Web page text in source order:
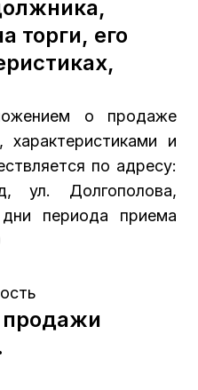
торги, его
о продаже
и
по адресу:
ул. Долгополова,
периода приема
продажи